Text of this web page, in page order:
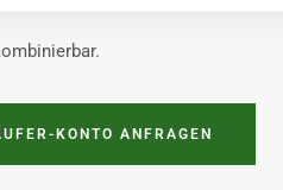
KONTO ANFRAGEN